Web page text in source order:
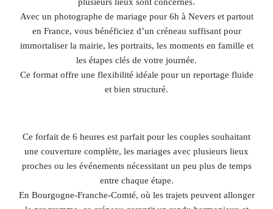
Avec un photographe de mariage pour 6h à Nevers et partout
en France, vous bénéficiez d’un créneau suffisant pour
immortaliser la mairie, les portraits, les moments en famille et
les étapes clés de votre journée.
Ce format offre une flexibilité idéale pour un reportage fluide
et bien structuré.
Ce forfait de 6 heures est parfait pour les couples souhaitant
une couverture complète, les mariages avec plusieurs lieux
proches ou les événements nécessitant un peu plus de temps
entre chaque étape.
En Bourgogne-Franche-Comté, où les trajets peuvent allonger